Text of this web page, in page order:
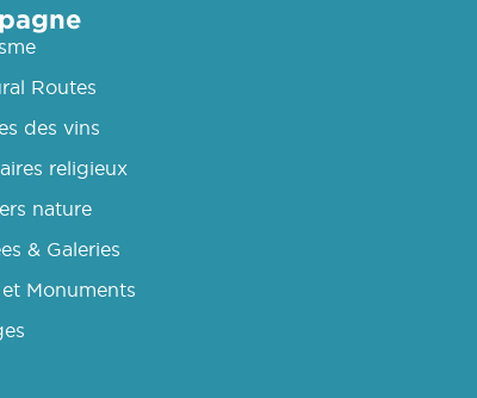
Routes
des vins
religieux
nature
& Galeries
Monuments